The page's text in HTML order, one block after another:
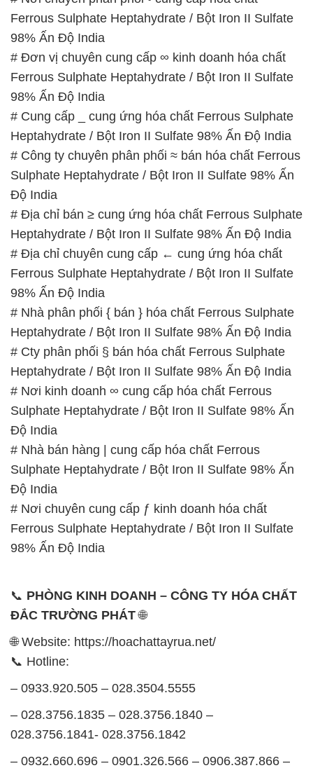
98% Ấn Độ India
# Cung cấp _ cung ứng hóa chất Ferrous Sulphate
Heptahydrate / Bột Iron II Sulfate 98% Ấn Độ India
# Công ty chuyên phân phối ≈ bán hóa chất Ferrous
Sulphate Heptahydrate / Bột Iron II Sulfate 98% Ấn
# Địa chỉ bán ≥ cung ứng hóa chất Ferrous Sulphate
Heptahydrate / Bột Iron II Sulfate 98% Ấn Độ India
# Địa chỉ chuyên cung cấp ← cung ứng hóa chất
Ferrous Sulphate Heptahydrate / Bột Iron II Sulfate
98% Ấn Độ India
# Nhà phân phối { bán } hóa chất Ferrous Sulphate
Heptahydrate / Bột Iron II Sulfate 98% Ấn Độ India
# Cty phân phối § bán hóa chất Ferrous Sulphate
Heptahydrate / Bột Iron II Sulfate 98% Ấn Độ India
# Nơi kinh doanh ∞ cung cấp hóa chất Ferrous
Sulphate Heptahydrate / Bột Iron II Sulfate 98% Ấn
Độ India
# Nhà bán hàng | cung cấp hóa chất Ferrous
Sulphate Heptahydrate / Bột Iron II Sulfate 98% Ấn
Độ India
# Nơi chuyên cung cấp ƒ kinh doanh hóa chất
Ferrous Sulphate Heptahydrate / Bột Iron II Sulfate
98% Ấn Độ India
📞PHÒNG KINH DOANH – CÔNG TY HÓA CHẤT
ĐẮC TRƯỜNG PHÁT🌐
🌐 Website: https://hoachattayrua.net/
– 0933.920.505 – 028.3504.5555
028.3756.1841- 028.3756.1842
0902.765.866
📧 Email: hoachat@dactruongphat.vn
TRƯỜNG PHÁT